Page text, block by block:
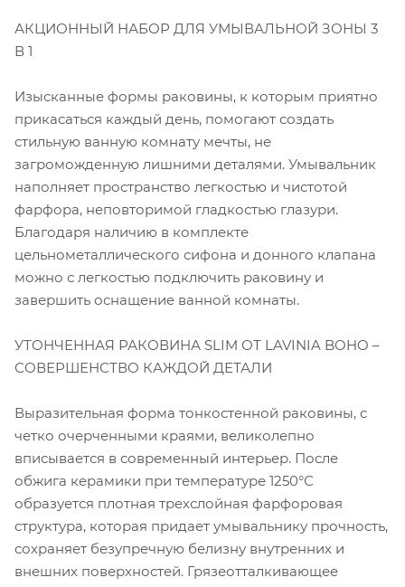
АКЦИОННЫЙ НАБОР ДЛЯ УМЫВАЛЬНОЙ ЗОНЫ 3
В 1
Изысканные формы раковины, к которым приятно
прикасаться каждый день, помогают создать
стильную ванную комнату мечты, не
загроможденную лишними деталями. Умывальник
наполняет пространство легкостью и чистотой
фарфора, неповторимой гладкостью глазури.
Благодаря наличию в комплекте
цельнометаллического сифона и донного клапана
можно с легкостью подключить раковину и
завершить оснащение ванной комнаты.
УТОНЧЕННАЯ РАКОВИНА SLIM ОТ LAVINIA BOHO –
СОВЕРШЕНСТВО КАЖДОЙ ДЕТАЛИ
Выразительная форма тонкостенной раковины, с
четко очерченными краями, великолепно
вписывается в современный интерьер. После
обжига керамики при температуре 1250°С
образуется плотная трехслойная фарфоровая
структура, которая придает умывальнику прочность,
сохраняет безупречную белизну внутренних и
внешних поверхностей. Грязеотталкивающее